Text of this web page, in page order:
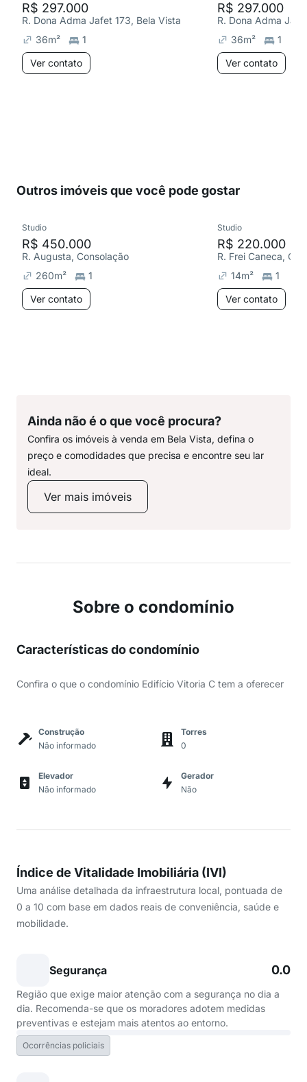
R$ 297.000
R. Dona Adma Jafet 173, Bela Vista
36m²
1
Ver contato
R$ 297.000
R. Dona Adma
36m²
1
Ver contato
Outros imóveis que você pode gostar
Studio
R$ 450.000
R. Augusta, Consolação
260m²
1
Ver contato
Studio
R$ 220.000
R. Frei Caneca,
14m²
1
Ver contato
Ainda não é o que você procura?
Confira os imóveis à venda em Bela Vista, defina o
preço e comodidades que precisa e encontre seu lar
ideal.
Ver mais imóveis
Sobre o condomínio
Características do condomínio
Confira o que o condomínio Edifício Vitoria C tem a oferecer
Construção
Não informado
Torres
0
Elevador
Não informado
Gerador
Não
Índice de Vitalidade Imobiliária (IVI)
Uma análise detalhada da infraestrutura local, pontuada de
0 a 10 com base em dados reais de conveniência, saúde e
mobilidade.
Segurança 0.0
Região que exige maior atenção com a segurança no dia a
dia. Recomenda-se que os moradores adotem medidas
preventivas e estejam mais atentos ao entorno.
Ocorrências policiais